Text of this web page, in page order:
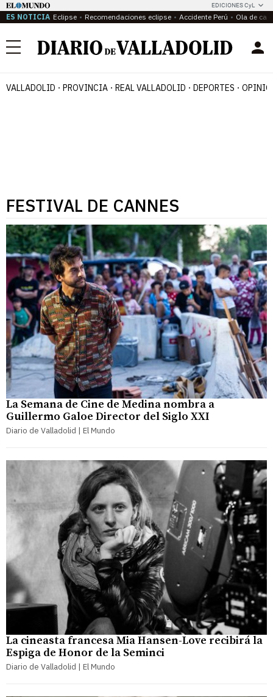
EDICIONES CyL
ES NOTICIA Eclipse Recomendaciones eclipse Accidente Perú Ola de
Menú
VALLADOLID PROVINCIA REAL VALLADOLID DEPORTES
FESTIVAL DE CANNES
La Semana de Cine de Medina nombra a
Guillermo Galoe Director del Siglo XXI
Diario de Valladolid | El Mundo
La cineasta francesa Mia Hansen-Love recibirá la
Espiga de Honor de la Seminci
Diario de Valladolid | El Mundo